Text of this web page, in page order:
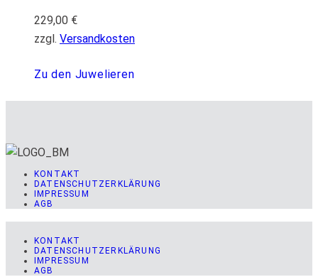
229,00 €
zzgl. Versandkosten
Zu den Juwelieren
KONTAKT
DATENSCHUTZERKLÄRUNG
IMPRESSUM
AGB
KONTAKT
DATENSCHUTZERKLÄRUNG
IMPRESSUM
AGB